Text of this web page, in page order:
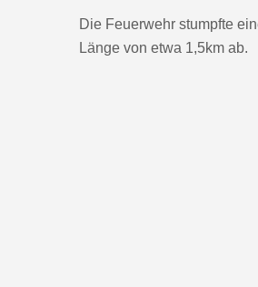
Die Feuerwehr stumpfte
Länge von etwa 1,5km ab.